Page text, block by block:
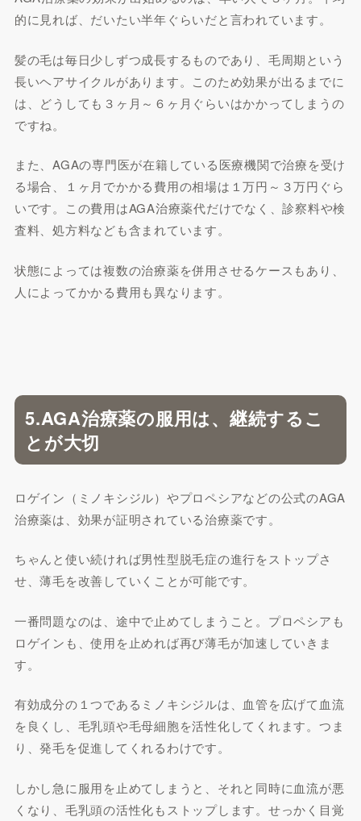
的に見れば、だいたい半年ぐらいだと言われています。
髪の毛は毎日少しずつ成長するものであり、毛周期という
長いヘアサイクルがあります。このため効果が出るまでに
は、どうしても３ヶ月～６ヶ月ぐらいはかかってしまうの
ですね。
また、AGAの専門医が在籍している医療機関で治療を受け
る場合、１ヶ月でかかる費用の相場は１万円～３万円ぐら
いです。この費用はAGA治療薬代だけでなく、診察料や検
査料、処方料なども含まれています。
状態によっては複数の治療薬を併用させるケースもあり、
人によってかかる費用も異なります。
5.AGA治療薬の服用は、継続するこ
とが大切
ロゲイン（ミノキシジル）やプロペシアなどの公式のAGA
治療薬は、効果が証明されている治療薬です。
ちゃんと使い続ければ男性型脱毛症の進行をストップさ
せ、薄毛を改善していくことが可能です。
一番問題なのは、途中で止めてしまうこと。プロペシアも
ロゲインも、使用を止めれば再び薄毛が加速していきま
す。
有効成分の１つであるミノキシジルは、血管を広げて血流
を良くし、毛乳頭や毛母細胞を活性化してくれます。つま
り、発毛を促進してくれるわけです。
しかし急に服用を止めてしまうと、それと同時に血流が悪
くなり、毛乳頭の活性化もストップします。せっかく目覚